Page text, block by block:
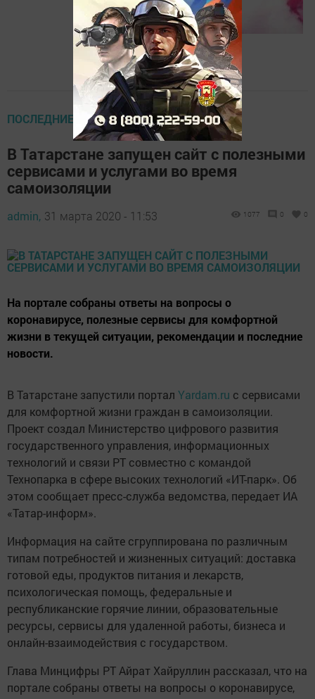
ПОСЛЕДНИЕ НОВОСТИ
В Татарстане запущен сайт с полезными
сервисами и услугами во время
самоизоляции
admin, 31 марта 2020 - 11:53 1077 0 0
На портале собраны ответы на вопросы о
коронавирусе, полезные сервисы для комфортной
жизни в текущей ситуации, рекомендации и последние
новости.
В Татарстане запустили портал Yardam.ru с сервисами
для комфортной жизни граждан в самоизоляции.
Проект создал Министерство цифрового развития
государственного управления, информационных
технологий и связи РТ совместно с командой
Технопарка в сфере высоких технологий «ИТ-парк». Об
этом сообщает пресс-служба ведомства, передает ИА
«Татар-информ».
Информация на сайте сгруппирована по различным
типам потребностей и жизненных ситуаций: доставка
готовой еды, продуктов питания и лекарств,
психологическая помощь, федеральные и
республиканские горячие линии, образовательные
ресурсы, сервисы для удаленной работы, бизнеса и
онлайн-взаимодействия с государством.
Глава Минцифры РТ Айрат Хайруллин рассказал, что на
портале собраны ответы на вопросы о коронавирусе,